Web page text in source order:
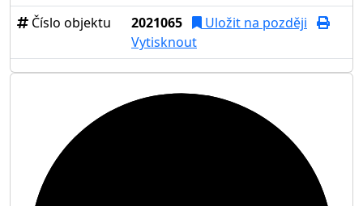
Číslo objektu
2021065
Uložit na později
Vytisknout